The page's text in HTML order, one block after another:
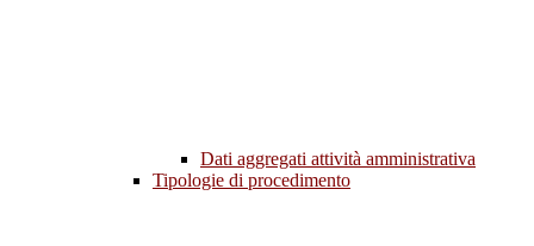
Dati aggregati attività amministrativa
Tipologie di procedimento